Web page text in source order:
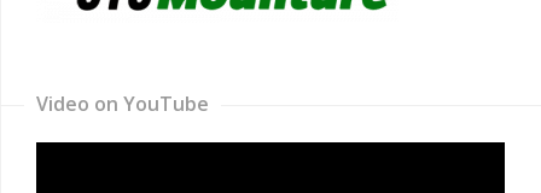
Video on YouTube